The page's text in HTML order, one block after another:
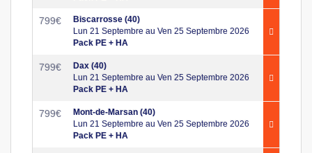
799€
Biscarrosse (40)
Lun 21 Septembre au Ven 25 Septembre 2026
Pack PE + HA
799€
Dax (40)
Lun 21 Septembre au Ven 25 Septembre 2026
Pack PE + HA
799€
Mont-de-Marsan (40)
Lun 21 Septembre au Ven 25 Septembre 2026
Pack PE + HA